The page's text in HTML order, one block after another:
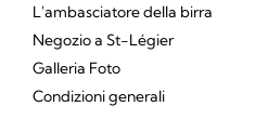
L'ambasciatore della birra
Negozio a St-Légier
Galleria Foto
Condizioni generali